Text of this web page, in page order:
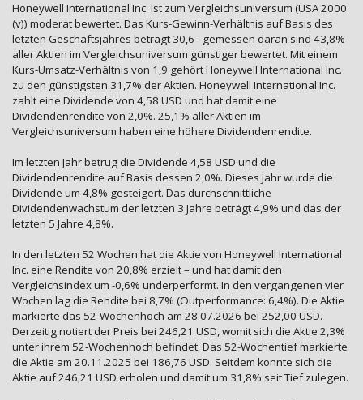
Honeywell International Inc. ist zum Vergleichsuniversum (USA 2000
(v)) moderat bewertet. Das Kurs-Gewinn-Verhältnis auf Basis des
letzten Geschäftsjahres beträgt 30,6 - gemessen daran sind 43,8%
aller Aktien im Vergleichsuniversum günstiger bewertet. Mit einem
Kurs-Umsatz-Verhältnis von 1,9 gehört Honeywell International Inc.
zu den günstigsten 31,7% der Aktien. Honeywell International Inc.
zahlt eine Dividende von 4,58 USD und hat damit eine
Dividendenrendite von 2,0%. 25,1% aller Aktien im
Vergleichsuniversum haben eine höhere Dividendenrendite.
Im letzten Jahr betrug die Dividende 4,58 USD und die
Dividendenrendite auf Basis dessen 2,0%. Dieses Jahr wurde die
Dividende um 4,8% gesteigert. Das durchschnittliche
Dividendenwachstum der letzten 3 Jahre beträgt 4,9% und das der
letzten 5 Jahre 4,8%.
In den letzten 52 Wochen hat die Aktie von Honeywell International
Inc. eine Rendite von 20,8% erzielt – und hat damit den
Vergleichsindex um -0,6% underperformt. In den vergangenen vier
Wochen lag die Rendite bei 8,7% (Outperformance: 6,4%). Die Aktie
markierte das 52-Wochenhoch am 28.07.2026 bei 252,00 USD.
Derzeitig notiert der Preis bei 246,21 USD, womit sich die Aktie 2,3%
unter ihrem 52-Wochenhoch befindet. Das 52-Wochentief markierte
die Aktie am 20.11.2025 bei 186,76 USD. Seitdem konnte sich die
Aktie auf 246,21 USD erholen und damit um 31,8% seit Tief zulegen.